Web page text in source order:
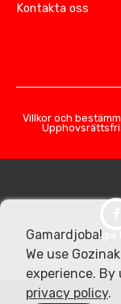
Kontakta oss
Villkor och
© 2026
Gamardjoba!
We use
experience.
privacy policy.